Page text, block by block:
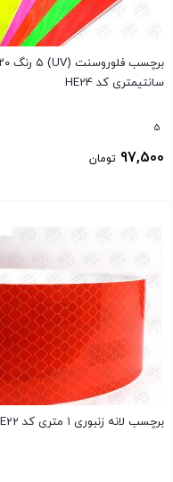
برچسب فلوروسنت (UV) ۵ رنگ ۲۰
سانتیمتری کد HE24
5
97,500 تومان
برچسب لانه زنبوری ۱ متری کد HE22